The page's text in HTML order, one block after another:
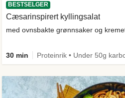
BESTSELGER
Cæsarinspirert kyllingsalat
med ovnsbakte grønnsaker og
30 min